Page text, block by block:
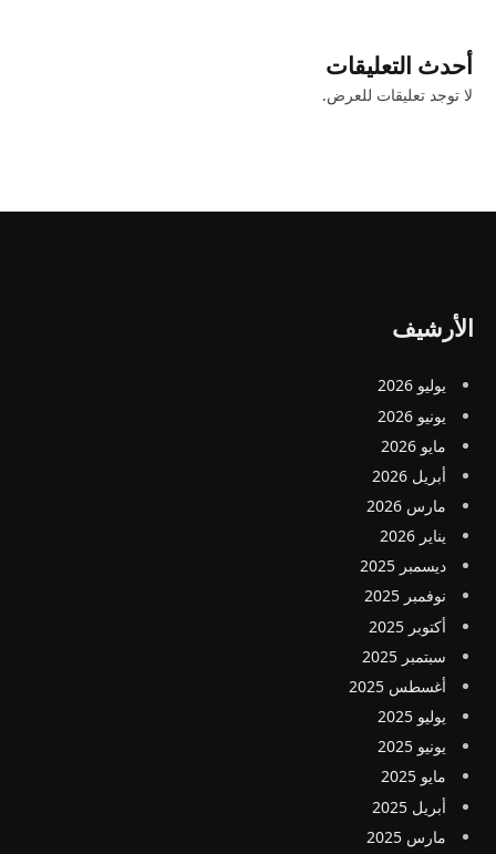
أحدث التعليقات
لا توجد تعليقات للعرض.
الأرشيف
يوليو 2026
يونيو 2026
مايو 2026
أبريل 2026
مارس 2026
يناير 2026
ديسمبر 2025
نوفمبر 2025
أكتوبر 2025
سبتمبر 2025
أغسطس 2025
يوليو 2025
يونيو 2025
مايو 2025
أبريل 2025
مارس 2025